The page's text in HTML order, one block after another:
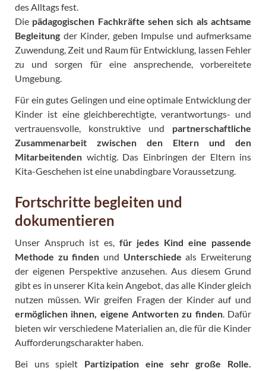
des Alltags fest.
Die pädagogischen Fachkräfte sehen sich als achtsame
Begleitung der Kinder, geben Impulse und aufmerksame
Zuwendung, Zeit und Raum für Entwicklung, lassen Fehler
zu und sorgen für eine ansprechende, vorbereitete
Umgebung.
Für ein gutes Gelingen und eine optimale Entwicklung der
Kinder ist eine gleichberechtigte, verantwortungs- und
vertrauensvolle, konstruktive und partnerschaftliche
Zusammenarbeit zwischen den Eltern und den
Mitarbeitenden wichtig. Das Einbringen der Eltern ins
Kita-Geschehen ist eine unabdingbare Voraussetzung.
Fortschritte begleiten und
dokumentieren
Unser Anspruch ist es, für jedes Kind eine passende
Methode zu finden und Unterschiede als Erweiterung
der eigenen Perspektive anzusehen. Aus diesem Grund
gibt es in unserer Kita kein Angebot, das alle Kinder gleich
nutzen müssen. Wir greifen Fragen der Kinder auf und
ermöglichen ihnen, eigene Antworten zu finden. Dafür
bieten wir verschiedene Materialien an, die für die Kinder
Aufforderungscharakter haben.
Bei uns spielt Partizipation eine sehr große Rolle.